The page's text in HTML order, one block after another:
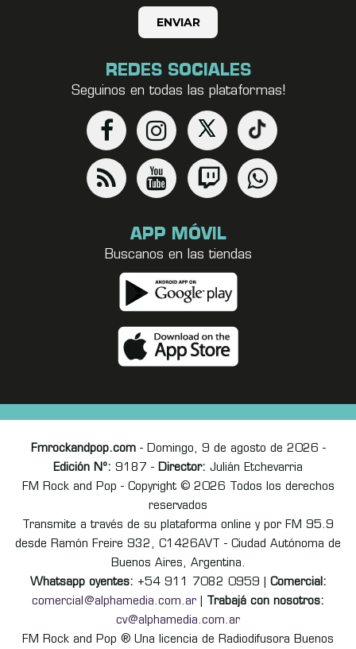
REDES SOCIALES
Seguinos en todas las plataformas!
APP MÓVIL
Buscanos en las tiendas
Fmrockandpop.com- Domingo, 9 de agosto de 2026 -
Edición Nº: 9187 - Director: Julián Etchevarria
FM Rock and Pop - Copyright © 2026 Todos los derechos
reservados
Transmite a través de su plataforma online y por FM 95.9
desde Ramón Freire 932, C1426AVT - Ciudad Autónoma de
Buenos Aires, Argentina.
Whatsapp oyentes: +54 911 7082 0959 | Comercial:
comercial@alphamedia.com.ar
Trabajá con nosotros:
cv@alphamedia.com.ar
FM Rock and Pop ® Una licencia de Radiodifusora Buenos